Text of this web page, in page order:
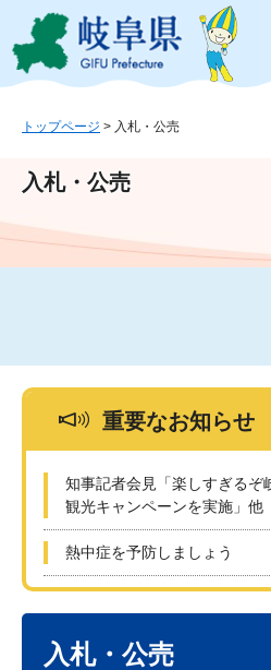
ジ
ュ
文
このページの
トップページ > 入札・公売
入札・公売
重要なお知らせ
知事記者会見「楽しすぎるぞ
観光キャンペーンを実施」他
熱中症を予防しましょう
入札・公売